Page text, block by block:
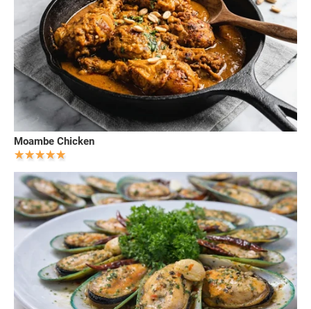
Moambe Chicken